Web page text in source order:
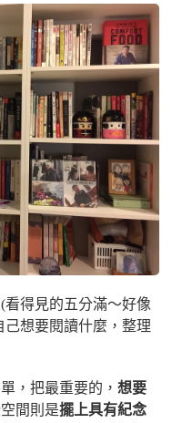
得見的五分滿～好像
己想要閱讀什麼，整理
，把最重要的， 想要
空間則是擺上具有紀念